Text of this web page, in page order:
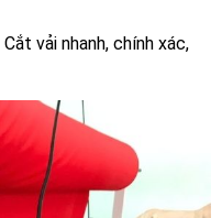
vải nhanh, chính xác,